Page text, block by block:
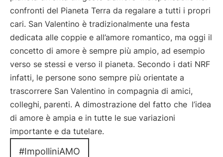
confronti del Pianeta Terra da regalare a tutti i propri
cari. San Valentino è tradizionalmente una festa
dedicata alle coppie e all’amore romantico, ma oggi il
concetto di amore è sempre più ampio, ad esempio
verso se stessi e verso il pianeta. Secondo i dati NRF
infatti, le persone sono sempre più orientate a
trascorrere San Valentino in compagnia di amici,
colleghi, parenti. A dimostrazione del fatto che l’idea
di amore è ampia e in tutte le sue variazioni
importante e da tutelare.
#ImpolliniAMO